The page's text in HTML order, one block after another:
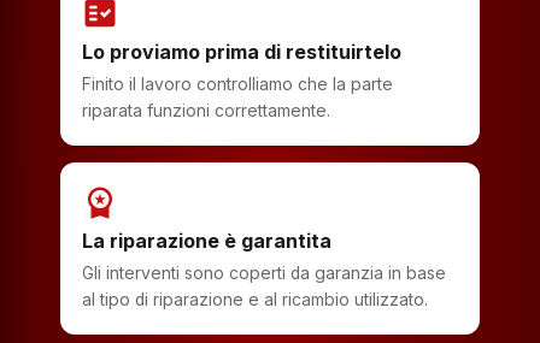
fact_check
Lo proviamo prima di restituirtelo
Finito il lavoro controlliamo che la parte
riparata funzioni correttamente.
workspace_premium
La riparazione è garantita
Gli interventi sono coperti da garanzia in base
al tipo di riparazione e al ricambio utilizzato.